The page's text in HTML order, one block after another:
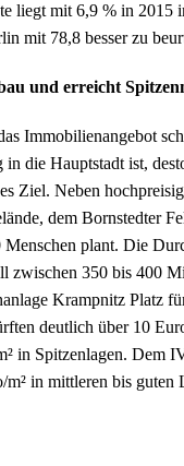
liegt mit 6,9 % in
mit 78,8 besser zu
und erreicht
Immobilienangebot
in die Hauptstadt ist,
Ziel. Neben
dem Bornstedter
plant. Die
zwischen 350 bis 400
Krampnitz Platz
deutlich über 10
in Spitzenlagen. Dem
in mittleren bis guten